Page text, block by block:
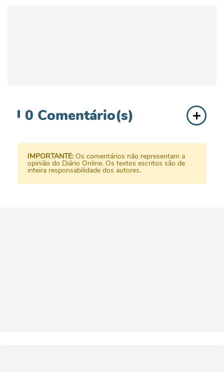
0 Comentário(s)
IMPORTANTE: Os comentários não representam a
opinião do Diário Online. Os textos escritos são de
inteira responsabilidade dos autores.